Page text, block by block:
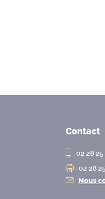
Contact
02 28
02 28
Nous